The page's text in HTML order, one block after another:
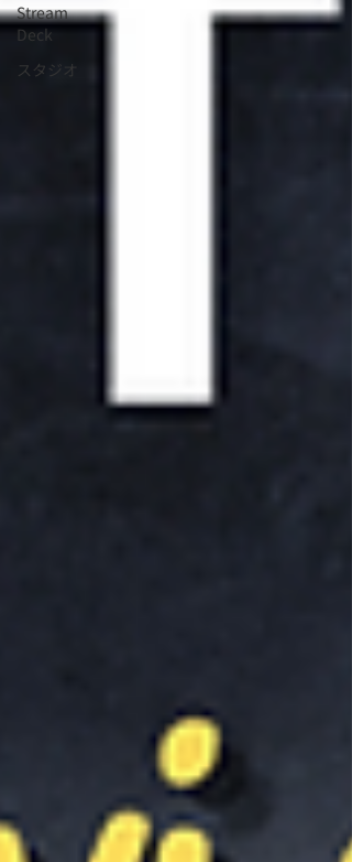
Stream
Deck
スタジオ